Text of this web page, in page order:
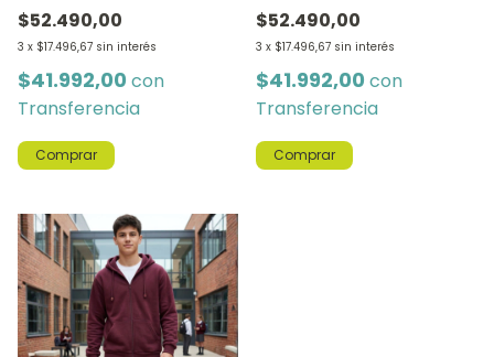
$52.490,00
3 x $17.496,67 sin interés
$41.992,00 con
Transferencia
Comprar
$52.490,00
3 x $17.496,67 sin interés
$41.992,00 con
Transferencia
Comprar